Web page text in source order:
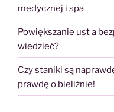
medycznej i spa
Powiększanie ust a
wiedzieć?
Czy staniki są
prawdę o bieliźnie!